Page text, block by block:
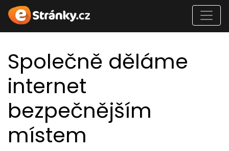
Společně děláme
internet
bezpečnějším
místem